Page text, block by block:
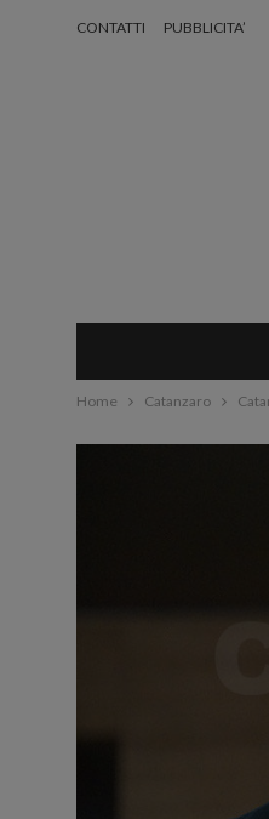
CONTATTI PUBBLICITA’
Home Catanzaro